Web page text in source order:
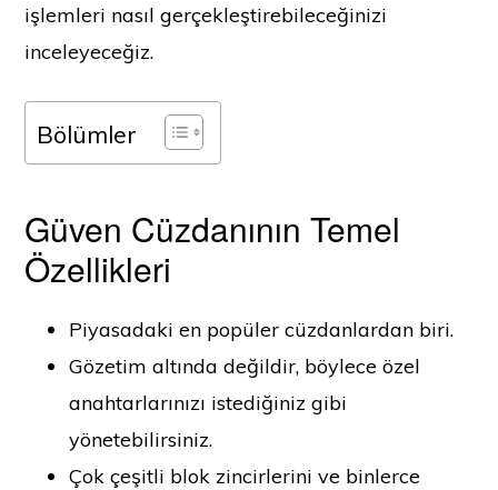
işlemleri nasıl gerçekleştirebileceğinizi
inceleyeceğiz.
Bölümler
Güven Cüzdanının Temel
Özellikleri
Piyasadaki en popüler cüzdanlardan biri.
Gözetim altında değildir, böylece özel
anahtarlarınızı istediğiniz gibi
yönetebilirsiniz.
Çok çeşitli blok zincirlerini ve binlerce